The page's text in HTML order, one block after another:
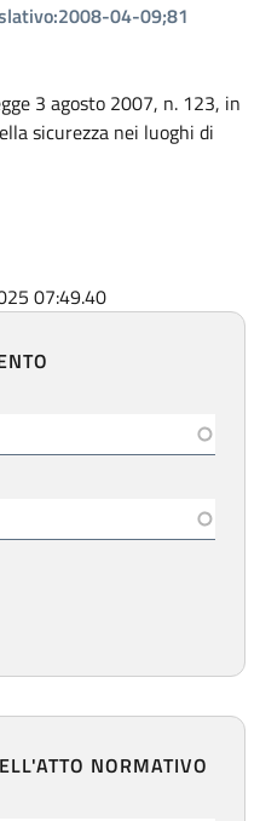
04-09;81
3 agosto 2007, n. 123, in
sicurezza nei luoghi di
07:49.40
NORMATIVO